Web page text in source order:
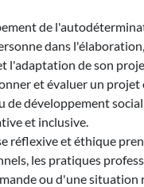
de
dans
l'adaptation de son
et évaluer un projet
de développement social
et inclusive.
réflexive et éthique
les pratiques
ou d'une situation